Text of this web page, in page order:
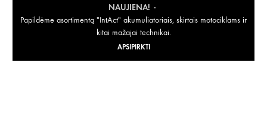
NAUJIENA!
Papildėme asortimentą "IntAct" akumuliatoriais, skirtais motociklams ir
kitai mažajai technikai.
APSIPIRKTI